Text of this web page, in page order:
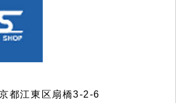
都江東区扇橋3-2-6